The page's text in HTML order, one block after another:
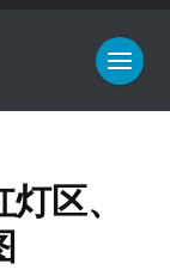
区、